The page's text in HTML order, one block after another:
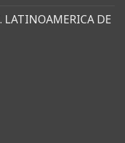
LATINOAMERICA DE